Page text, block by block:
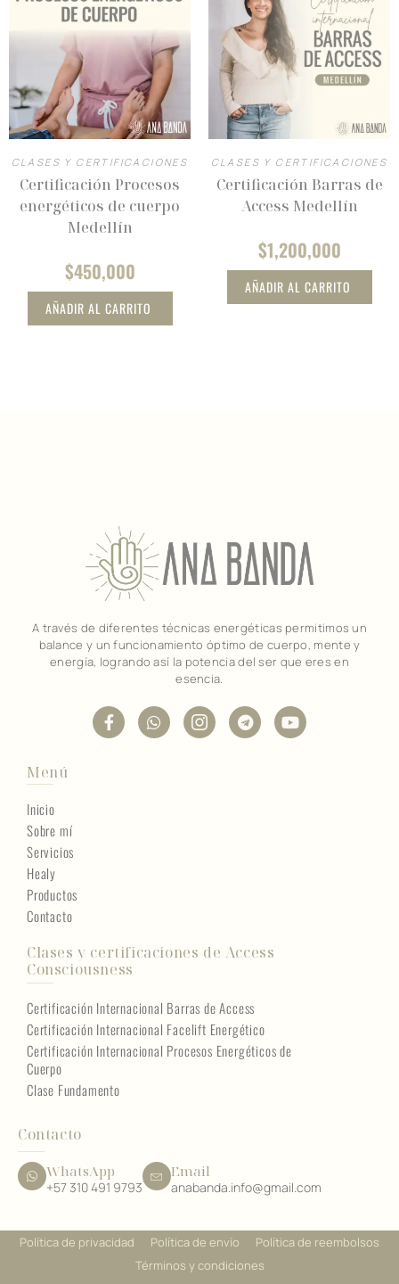
CLASES Y CERTIFICACIONES
Certificación Procesos
energéticos de cuerpo
Medellín
$450,000
AÑADIR AL CARRITO
CLASES Y CERTIFICACIONES
Certificación Barras de
Access Medellín
$1,200,000
AÑADIR AL CARRITO
A través de diferentes técnicas energéticas permitimos un
balance y un funcionamiento óptimo de cuerpo, mente y
energía, logrando así la potencia del ser que eres en
esencia.
Menú
Inicio
Sobre mí
Servicios
Healy
Productos
Contacto
Clases y certificaciones de Access
Consciousness
Certificación Internacional Barras de Access
Certificación Internacional Facelift Energético
Certificación Internacional Procesos Energéticos de
Cuerpo
Clase Fundamento
Contacto
WhatsApp
+57 310 491 9793
Email
anabanda.info@gmail.com
Política de privacidad Política de envío
Política de reembolsos
Términos y condiciones